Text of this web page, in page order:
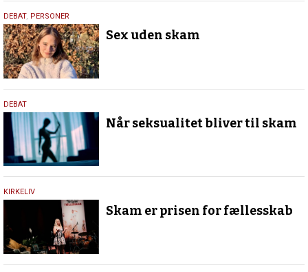
19.
januar
2022
DEBAT, PERSONER
Sex uden skam
5.
februar
2021
DEBAT
Når seksualitet bliver til skam
30.
2019
KIRKELIV
Skam er prisen for fællesskab